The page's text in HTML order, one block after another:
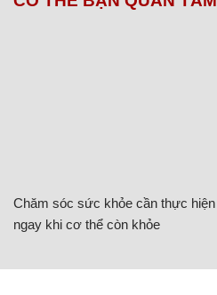
Chăm sóc sức khỏe cần thực hiện
ngay khi cơ thể còn khỏe